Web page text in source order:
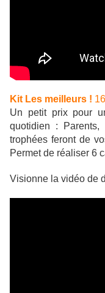
Kit Les meilleurs !
Un petit prix pour
quotidien :
trophées feront de
Permet de réaliser 6
Visionne la vidéo de